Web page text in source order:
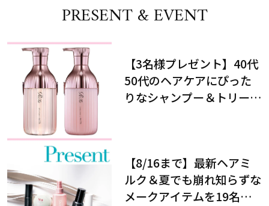
PRESENT & EVENT
【3名様プレゼント】40代
50代のヘアケアにぴった
りなシャンプー＆トリート
【8/16まで】最新ヘアミ
ルク＆夏でも崩れ知らずな
メークアイテムを19名様